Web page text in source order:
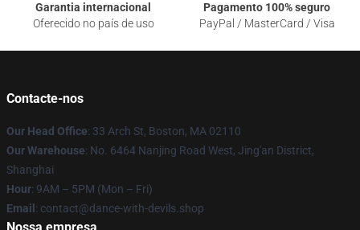
Garantia internacional
Oferecido no país de uso
Pagamento 100% seguro
PayPal / MasterCard / Visa
Contacte-nos
Our Head Office: 33 Arch St, Boston, MA 02110
Our Warehouse: No. 6464 Nanjing Road West, Jing'an District,
Shanghai
Hour: 9AM – 5PM (Mon – Fri)
Email : contact@dance-with-devils.shop